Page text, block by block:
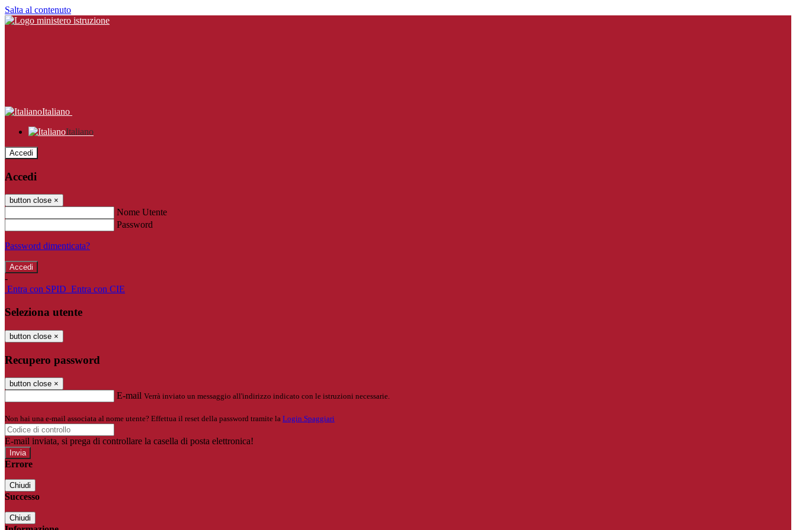
Salta al contenuto
Italiano
Italiano
Accedi
Accedi
button close ×
Nome Utente
Password
Password dimenticata?
-
Entra con SPID Entra con CIE
Seleziona utente
button close ×
Recupero password
button close ×
E-mail Verrà inviato un messaggio all'indirizzo indicato con le istruzioni necessarie.
Non hai una e-mail associata al nome utente? Effettua il reset della password tramite la Login Spaggiari
E-mail inviata, si prega di controllare la casella di posta elettronica!
Errore
Chiudi
Successo
Chiudi